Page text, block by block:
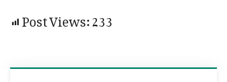
Post Views:233